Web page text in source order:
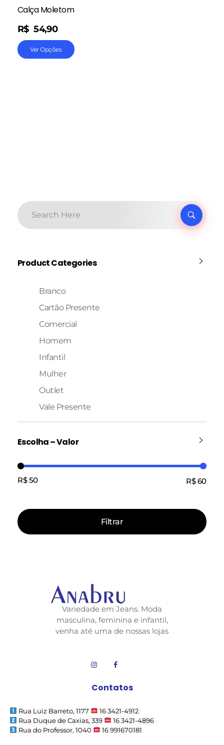
Calça Moletom
R$ 54,90
Ver Opções
Product Categories
Branco
Cartão Presente
Comercial
Homem
Infantil
Mulher
Outlet
Vale Presente
Escolha – Valor
Filtrar
R$ 50 R$ 60
Variedade em Jeans. Moda
masculina, feminina e infantil,
venha até uma de nossas lojas
Contatos
Rua Luiz Barreto, 1177
16 3421-4912
Rua Duque de Caxias, 339
16 3421-4896
Rua do Professor, 1040
16 991670181